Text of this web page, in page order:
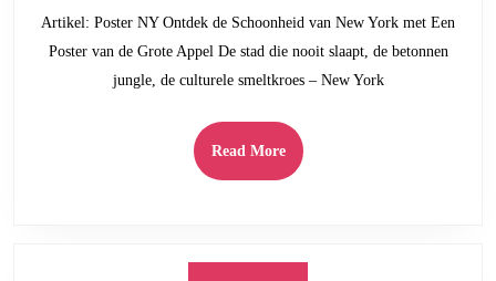
de
Magie
van
Artikel: Poster NY Ontdek de Schoonheid van New York met Een
Poster van de Grote Appel De stad die nooit slaapt, de betonnen
jungle, de culturele smeltkroes – New York
Read MoreRead
More